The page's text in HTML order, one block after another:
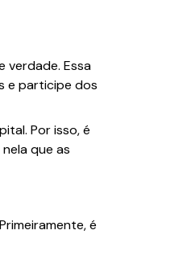
verdade. Essa
e participe dos
Por isso, é
que as
é